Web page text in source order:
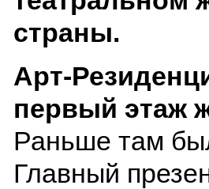
страны.
Арт-
первый этаж
Раньше там
Главный